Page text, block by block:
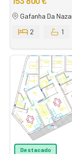
Gafanha Da
2
1
Destacado